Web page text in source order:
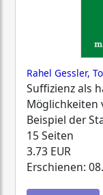
Rahel Gessler,
Suffizienz als
Möglichkeiten
Beispiel der
15 Seiten
3.73 EUR
Erschienen: